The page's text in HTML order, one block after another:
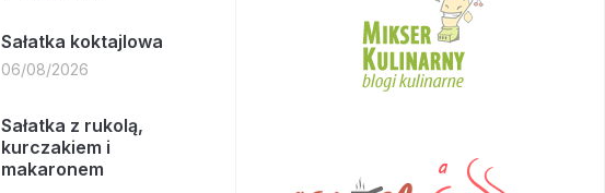
Sałatka koktajlowa
06/08/2026
Sałatka z rukolą,
kurczakiem i
makaronem